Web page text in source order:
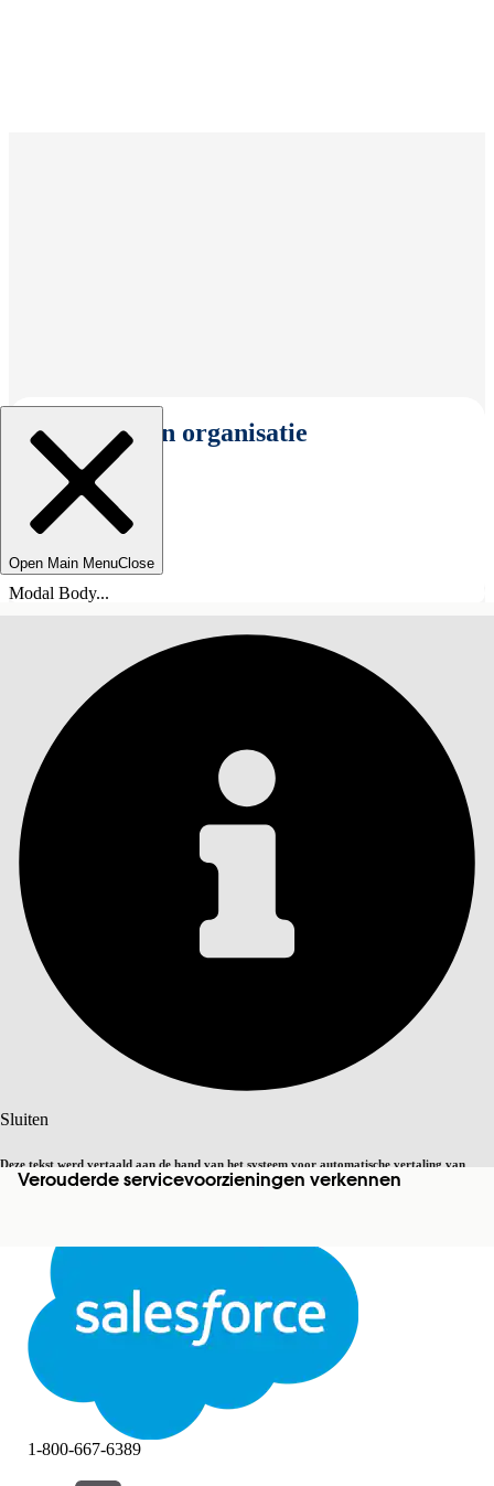
Selecteer een organisatie
Open Main MenuClose
Modal Body...
Sluiten
Deze tekst werd vertaald aan de hand van het systeem voor automatische vertaling van
Salesforce. U vindthiermeer details. Overschakelen op Engels Niet nu
Sluiten Sluiten
Verouderde servicevoorzieningen verkennen
INHOUDSOPGAVE
Zoeken
1-800-667-6389